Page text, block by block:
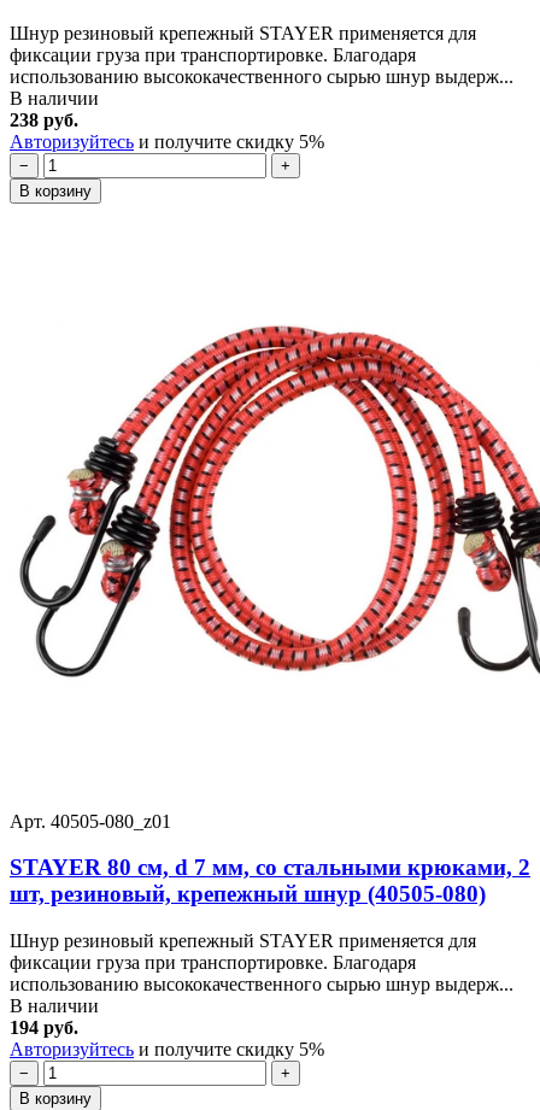
Шнур резиновый крепежный STAYER применяется для
фиксации груза при транспортировке. Благодаря
использованию высококачественного сырью шнур выдерж...
В наличии
238 руб.
Авторизуйтесь и получите скидку 5%
−
+
В корзину
Арт. 40505-080_z01
STAYER 80 см, d 7 мм, со стальными крюками, 2
шт, резиновый, крепежный шнур (40505-080)
Шнур резиновый крепежный STAYER применяется для
фиксации груза при транспортировке. Благодаря
использованию высококачественного сырью шнур выдерж...
В наличии
194 руб.
Авторизуйтесь и получите скидку 5%
−
+
В корзину